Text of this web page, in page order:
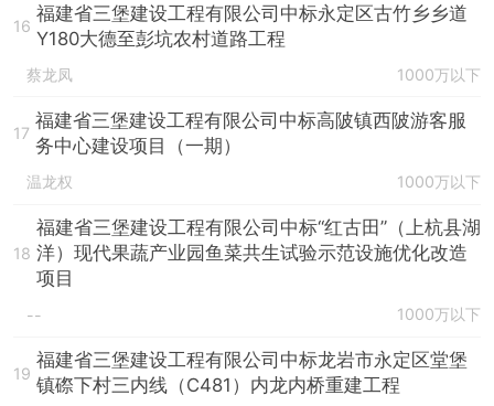
16
福建省三堡建设工程有限公司中标永定区古竹乡乡道
Y180大德至彭坑农村道路工程
蔡龙凤 1000万以下
17
福建省三堡建设工程有限公司中标高陂镇西陂游客服
务中心建设项目（一期）
温龙权 1000万以下
18
福建省三堡建设工程有限公司中标“红古田”（上杭县湖
洋）现代果蔬产业园鱼菜共生试验示范设施优化改造
项目
-- 1000万以下
19
福建省三堡建设工程有限公司中标龙岩市永定区堂堡
镇磜下村三内线（C481）内龙内桥重建工程